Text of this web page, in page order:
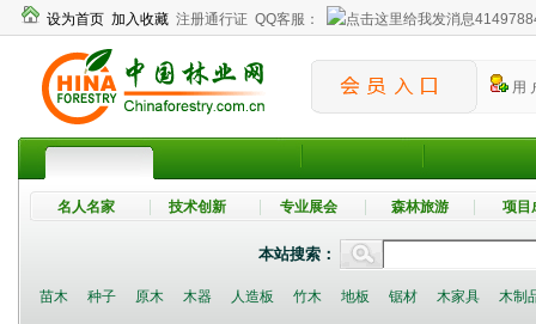
设为首页 加入收藏 注册通行证 QQ客服：
用
名人名家 技术创新 专业展会 森林旅游 项目
本站搜索：
苗木 种子 原木 木器 人造板 竹木 地板 锯材 木家具 木制